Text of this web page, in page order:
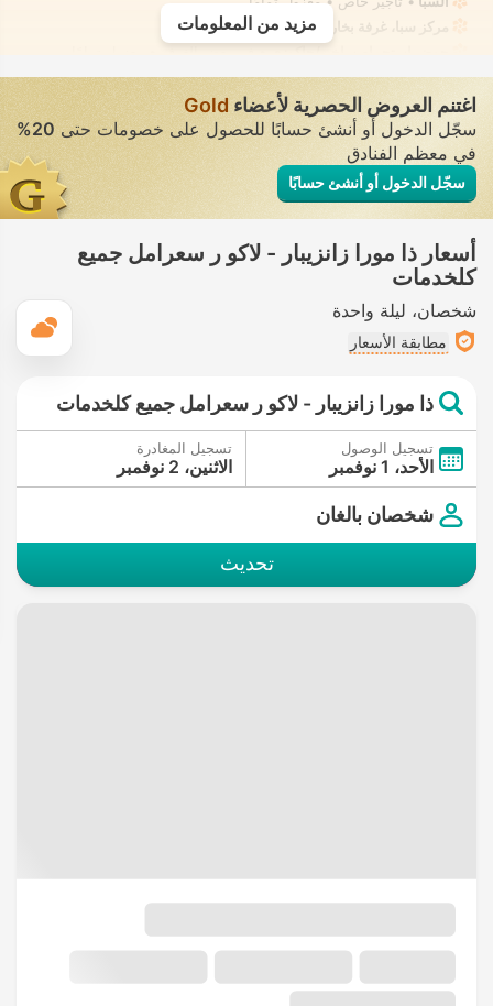
مركز سبا، غرفة بخار
• تأجير خاص • معزول تمامًا
حوض استحمام ساخن/جاكوزي• في بعض الغرف • معزول تمامًا
مزيد من المعلومات
اغتنم العروض الحصرية لأعضاء Gold
سجّل الدخول أو أنشئ حسابًا للحصول على خصومات حتى20%
في معظم الفنادق
سجّل الدخول أو أنشئ حسابًا
أسعار ذا مورا زانزيبار - لاكو ر سعرامل جميع
كلخدمات
شخصان ليلة واحدة
مطابقة الأسعار
ذا مورا زانزيبار - لاكو ر سعرامل جميع كلخدمات
تسجيل الوصول
الأحد، 1 نوفمبر
تسجيل المغادرة
الاثنين، 2 نوفمبر
شخصان بالغان
تحديث